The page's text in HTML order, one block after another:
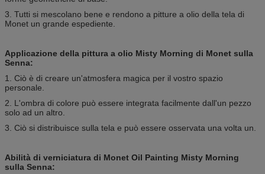
3. Tutti si mescolano bene e rendono a pitture a olio della tela di
Monet un grande espediente.
Applicazione della pittura a olio Misty Morning di Monet sulla
Senna:
1. Ciò è di creare un'atmosfera magica per il vostro spazio
personale.
2. L'ombra di colore può essere integrata facilmente dall'un pezzo
solo ad un altro.
3. Ciò si distribuisce sulla tela e può essere osservata una volta un.
Abilità di verniciatura di Monet Oil Painting Misty Morning
sulla Senna: